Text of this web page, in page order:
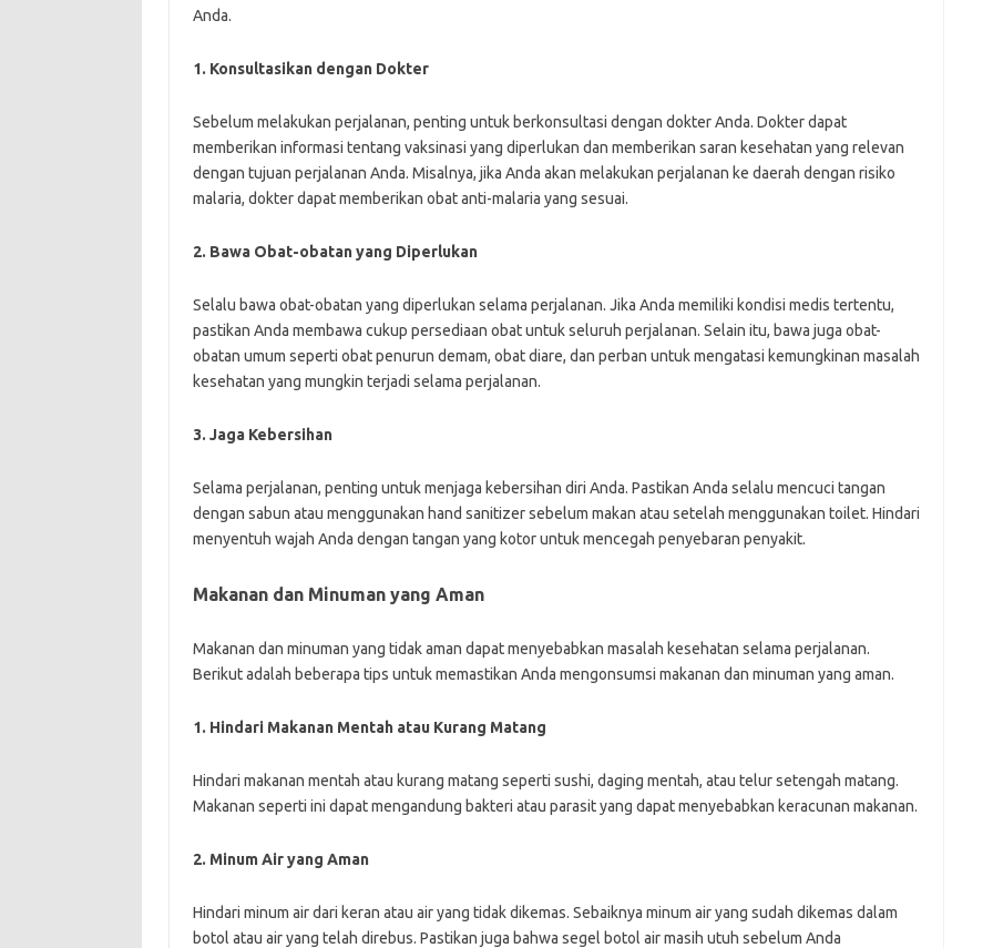
Anda.
1. Konsultasikan dengan Dokter
Sebelum melakukan perjalanan, penting untuk berkonsultasi dengan dokter Anda. Dokter dapat
memberikan informasi tentang vaksinasi yang diperlukan dan memberikan saran kesehatan yang relevan
dengan tujuan perjalanan Anda. Misalnya, jika Anda akan melakukan perjalanan ke daerah dengan risiko
malaria, dokter dapat memberikan obat anti-malaria yang sesuai.
2. Bawa Obat-obatan yang Diperlukan
Selalu bawa obat-obatan yang diperlukan selama perjalanan. Jika Anda memiliki kondisi medis tertentu,
pastikan Anda membawa cukup persediaan obat untuk seluruh perjalanan. Selain itu, bawa juga obat-
obatan umum seperti obat penurun demam, obat diare, dan perban untuk mengatasi kemungkinan masalah
kesehatan yang mungkin terjadi selama perjalanan.
3. Jaga Kebersihan
Selama perjalanan, penting untuk menjaga kebersihan diri Anda. Pastikan Anda selalu mencuci tangan
dengan sabun atau menggunakan hand sanitizer sebelum makan atau setelah menggunakan toilet. Hindari
menyentuh wajah Anda dengan tangan yang kotor untuk mencegah penyebaran penyakit.
Makanan dan Minuman yang Aman
Makanan dan minuman yang tidak aman dapat menyebabkan masalah kesehatan selama perjalanan.
Berikut adalah beberapa tips untuk memastikan Anda mengonsumsi makanan dan minuman yang aman.
1. Hindari Makanan Mentah atau Kurang Matang
Hindari makanan mentah atau kurang matang seperti sushi, daging mentah, atau telur setengah matang.
Makanan seperti ini dapat mengandung bakteri atau parasit yang dapat menyebabkan keracunan makanan.
2. Minum Air yang Aman
Hindari minum air dari keran atau air yang tidak dikemas. Sebaiknya minum air yang sudah dikemas dalam
botol atau air yang telah direbus. Pastikan juga bahwa segel botol air masih utuh sebelum Anda